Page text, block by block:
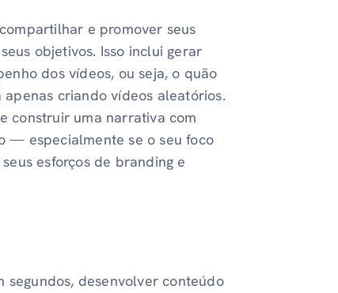
e promover seus
objetivos. Isso inclui gerar
dos vídeos, ou seja, o quão
criando vídeos aleatórios.
construir uma narrativa com
— especialmente se o seu foco
esforços de branding e
segundos, desenvolver conteúdo